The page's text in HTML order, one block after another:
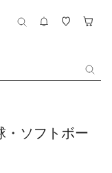
・ソフトボー